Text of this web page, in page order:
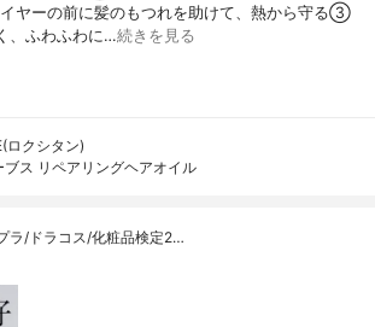
ヤーの前に髪のもつれを助けて、熱から守る③
、ふわふわに…続きを見る
ロクシタン)
ブス リペアリングヘアオイル
ラ/ドラコス/化粧品検定2…